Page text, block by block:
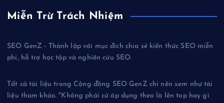
Miễn Trừ Trách Nhiệm
SEO GenZ - Thành lập với mục đích chia sẻ kiến thức SEO miễn
phí, hỗ trợ học tập và nghiên cứu SEO.
Tất cả tài liệu trong Cộng đồng SEO GenZ chỉ nên xem như tài
liệu tham khảo. "Không phải cứ áp dụng theo là lên top hay gì